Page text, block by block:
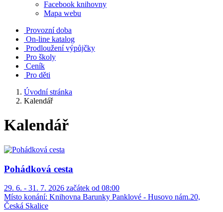
Facebook knihovny
Mapa webu
Provozní doba
On-line katalog
Prodloužení výpůjčky
Pro školy
Ceník
Pro děti
Úvodní stránka
Kalendář
Kalendář
Pohádková cesta
29. 6. - 31. 7. 2026 začátek od 08:00
Místo konání: Knihovna Barunky Panklové - Husovo nám.20,
Česká Skalice